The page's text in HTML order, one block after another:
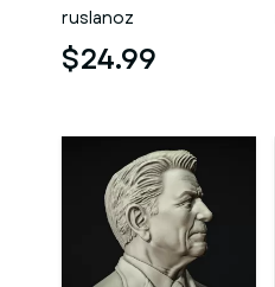
ruslanoz
$24.99